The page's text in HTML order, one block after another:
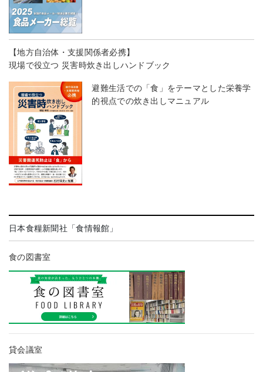
【地方自治体・支援関係者必携】
現場で役立つ 災害時炊き出しハンドブック
避難生活での「食」をテーマとした栄養学
的視点での炊き出しマニュアル
日本食糧新聞社「食情報館」
食の図書室
貸会議室